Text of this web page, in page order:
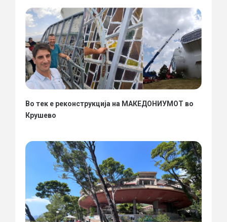
Во тек е реконструкција на МАКЕДОНИУМОТ во
Крушево